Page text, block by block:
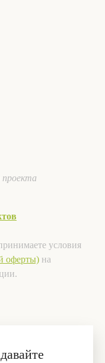
условия
оферты) на